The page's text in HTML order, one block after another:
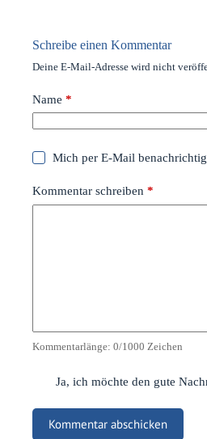
Schreibe einen Kommentar
Deine E-Mail-Adresse wird nicht
Name *
Mich per E-Mail
Kommentar schreiben *
Kommentarlänge: 0/1000 Zeichen
Ja, ich möchte den gute
Kommentar abschicken